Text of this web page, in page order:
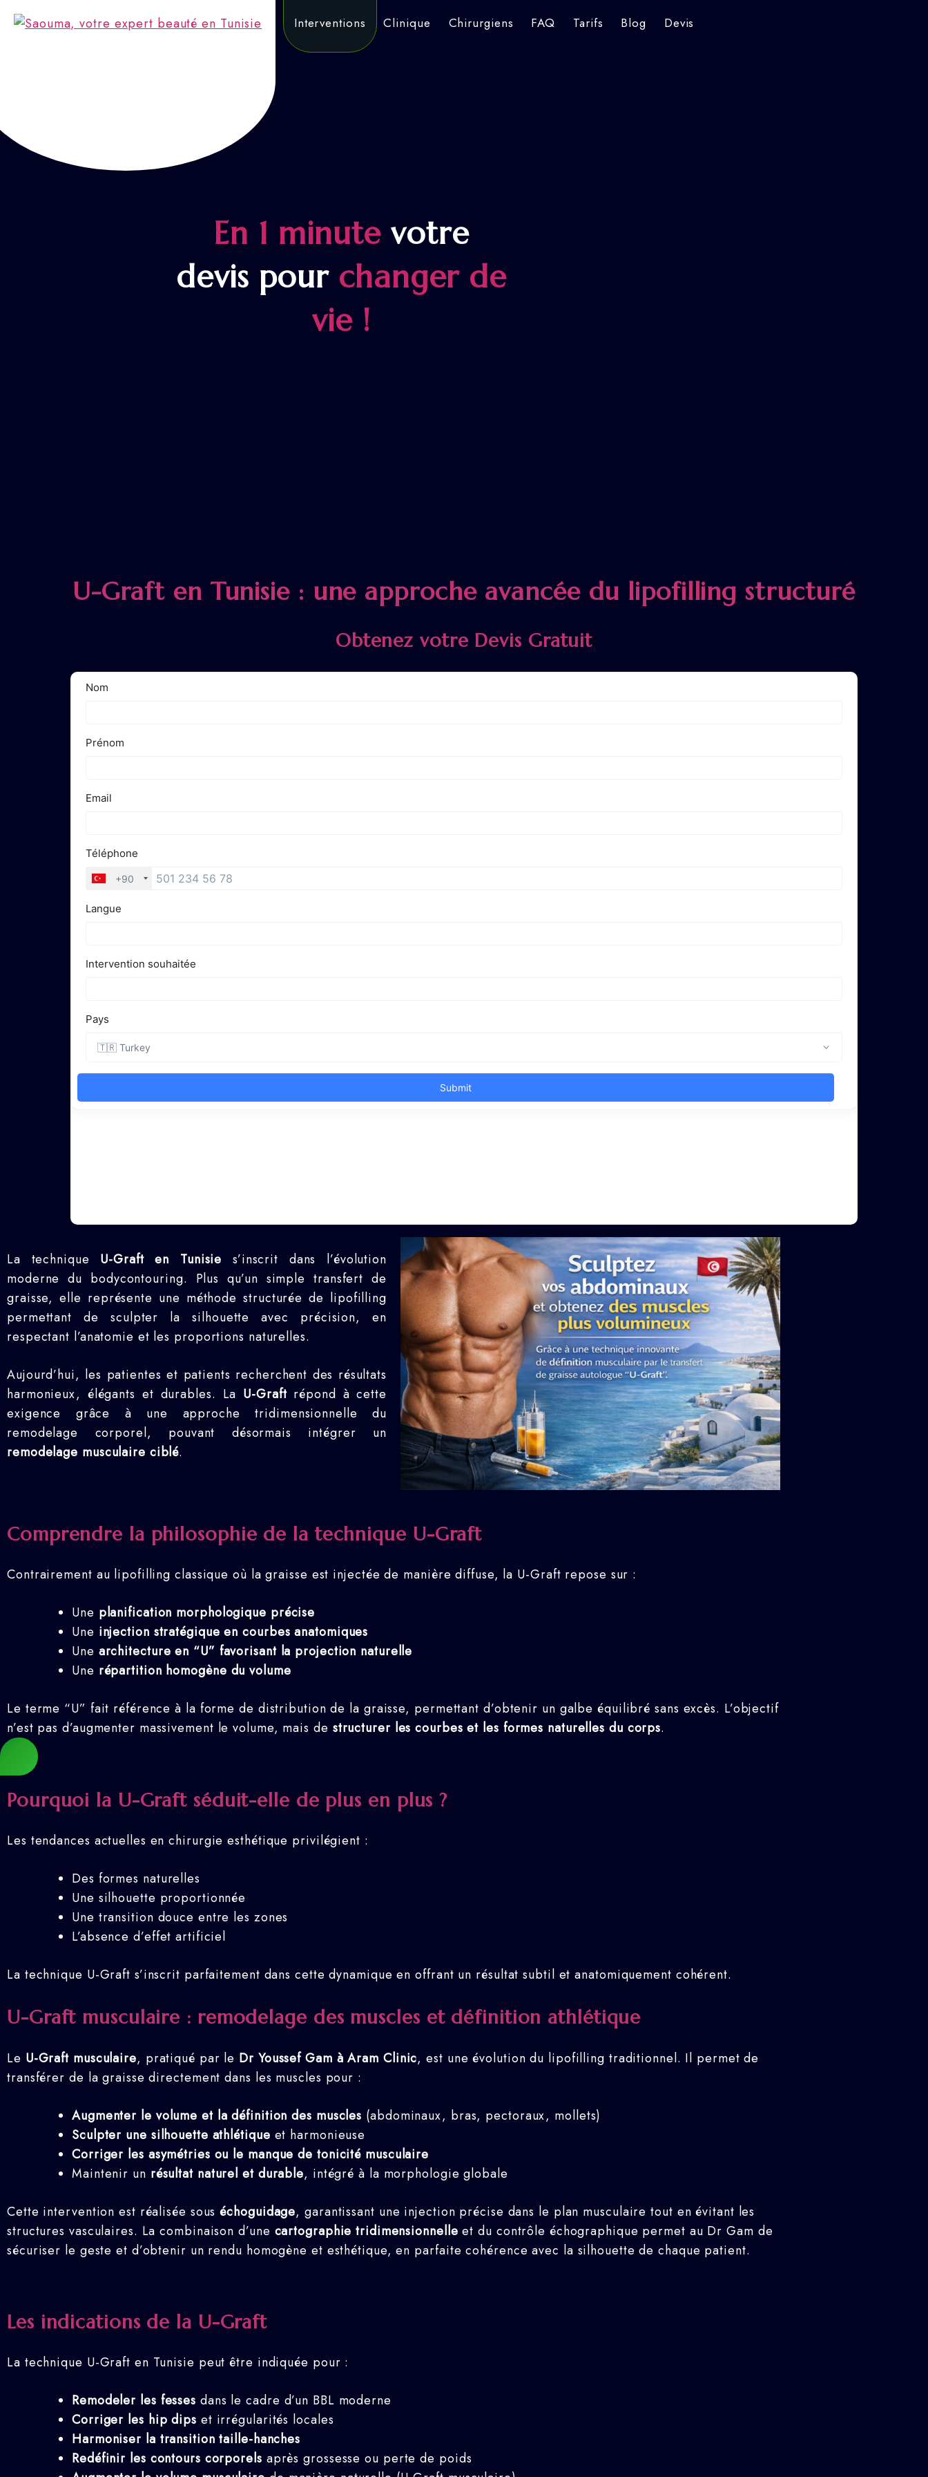
Accueil Interventions Clinique Chirurgiens FAQ Tarifs Blog Devis
En 1 minute votre
devis pour changer de
vie !
U-Graft en Tunisie : une approche avancée du lipofilling structuré
Obtenez votre Devis Gratuit
La technique U-Graft en Tunisie s’inscrit dans l’évolution
moderne du bodycontouring. Plus qu’un simple transfert de
graisse, elle représente une méthode structurée de lipofilling
permettant de sculpter la silhouette avec précision, en
respectant l’anatomie et les proportions naturelles.
Aujourd’hui, les patientes et patients recherchent des résultats
harmonieux, élégants et durables. La U-Graftrépond à cette
exigence grâce à une approche tridimensionnelle du
remodelage corporel, pouvant désormais intégrer un
remodelage musculaire ciblé.
Comprendre la philosophie de la technique U-Graft
Contrairement au lipofilling classique où la graisse est injectée de manière diffuse, la U-Graft repose sur :
Une planification morphologique précise
Une injection stratégique en courbes anatomiques
Une architecture en “U” favorisant la projection naturelle
Une répartition homogène du volume
Le terme “U” fait référence à la forme de distribution de la graisse, permettant d’obtenir un galbe équilibré sans excès. L’objectif
n’est pas d’augmenter massivement le volume, mais de structurer les courbes et les formes naturelles du corps.
Pourquoi la U-Graft séduit-elle de plus en plus ?
Les tendances actuelles en chirurgie esthétique privilégient :
Des formes naturelles
Une silhouette proportionnée
Une transition douce entre les zones
L’absence d’effet artificiel
La technique U-Graft s’inscrit parfaitement dans cette dynamique en offrant un résultat subtil et anatomiquement cohérent.
U-Graft musculaire : remodelage des muscles et définition athlétique
Le U-Graft musculaire, pratiqué par le Dr Youssef Gam à Aram Clinic, est une évolution du lipofilling traditionnel. Il permet de
transférer de la graisse directement dans les muscles pour :
Augmenter le volume et la définition des muscles (abdominaux, bras, pectoraux, mollets)
Sculpter une silhouette athlétique et harmonieuse
Corriger les asymétries ou le manque de tonicité musculaire
Maintenir un résultat naturel et durable, intégré à la morphologie globale
Cette intervention est réalisée souséchoguidage, garantissant une injection précise dans le plan musculaire tout en évitant les
structures vasculaires. La combinaison d’une cartographie tridimensionnelle et du contrôle échographique permet au Dr Gam de
sécuriser le geste et d’obtenir un rendu homogène et esthétique, en parfaite cohérence avec la silhouette de chaque patient.
Les indications de la U-Graft
La technique U-Graft en Tunisie peut être indiquée pour :
Remodeler les fesses dans le cadre d’un BBL moderne
Corriger les hip dips et irrégularités locales
Harmoniser la transition taille-hanches
Redéfinir les contours corporels après grossesse ou perte de poids